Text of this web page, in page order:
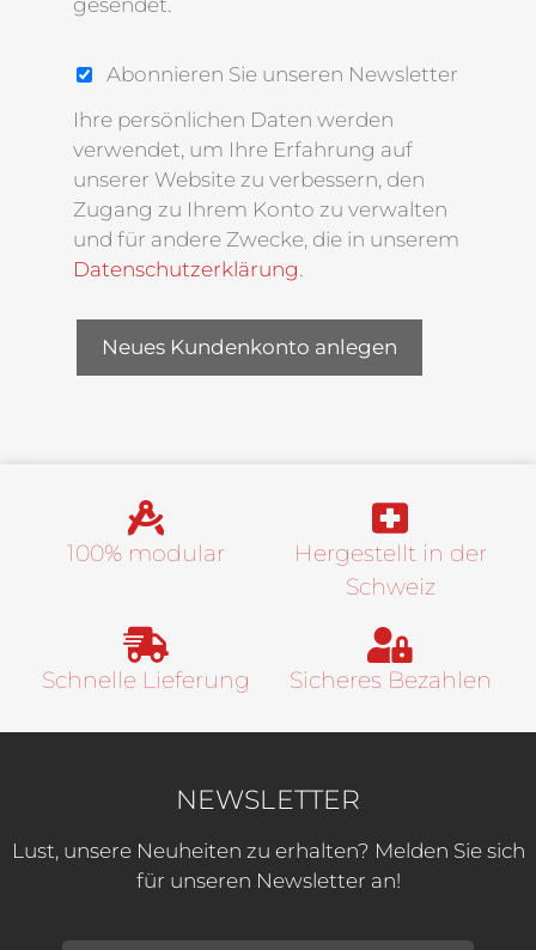
Abonnieren Sie unseren Newsletter
Ihre persönlichen Daten werden
verwendet, um Ihre Erfahrung auf
unserer Website zu verbessern, den
Zugang zu Ihrem Konto zu verwalten
und für andere Zwecke, die in unserem
Datenschutzerklärung.
Neues Kundenkonto anlegen
100% modular
Hergestellt in der
Schweiz
Schnelle Lieferung Sicheres Bezahlen
NEWSLETTER
Lust, unsere Neuheiten zu erhalten? Melden Sie sich
für unseren Newsletter an!